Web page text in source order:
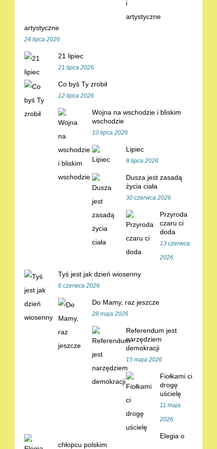
artystyczne
24 lipca 2026
21 lipiec
21 lipca 2026
Co byś Ty zrobił
12 lipca 2026
Wojna na wschodzie i bliskim
wschodzie
10 lipca 2026
Lipiec
8 lipca 2026
Dusza jest zasadą
życia ciała
30 czerwca 2026
Przyroda
czaru ci
doda
13 czerwca
2026
Tyś jest jak dzień wiosenny
6 czerwca 2026
Do Mamy, raz jeszcze
28 maja 2026
Referendum jest
narzędziem
demokracji
15 maja 2026
Fiołkami ci
drogę
uścielę
11 maja
2026
Elegia o
chłopcu polskim